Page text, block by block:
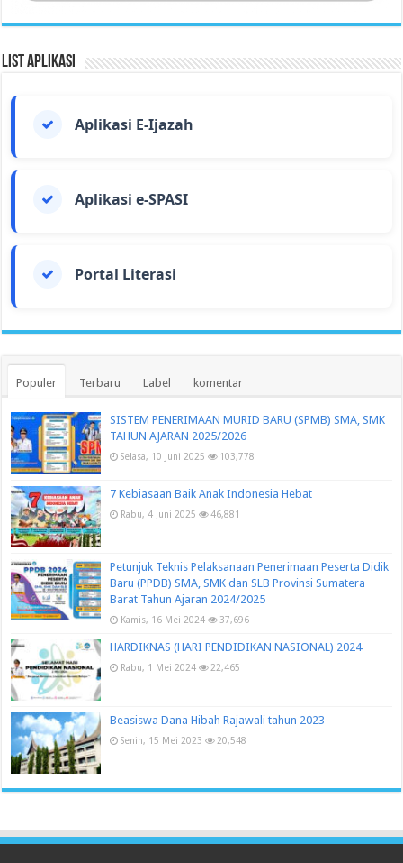
List Aplikasi
Aplikasi E-Ijazah
Aplikasi e-SPASI
Portal Literasi
Populer Terbaru Label komentar
SISTEM PENERIMAAN MURID BARU (SPMB) SMA, SMK
TAHUN AJARAN 2025/2026
Selasa, 10 Juni 2025 103,778
7 Kebiasaan Baik Anak Indonesia Hebat
Rabu, 4 Juni 2025 46,881
Petunjuk Teknis Pelaksanaan Penerimaan Peserta Didik
Baru (PPDB) SMA, SMK dan SLB Provinsi Sumatera
Barat Tahun Ajaran 2024/2025
Kamis, 16 Mei 2024 37,696
HARDIKNAS (HARI PENDIDIKAN NASIONAL) 2024
Rabu, 1 Mei 2024 22,465
Beasiswa Dana Hibah Rajawali tahun 2023
Senin, 15 Mei 2023 20,548